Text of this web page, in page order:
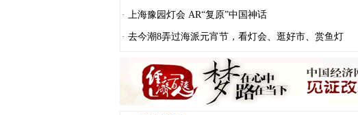
· 上海豫园灯会 AR“复原”中国神话
· 去今潮8弄过海派元宵节，看灯会、逛好市、赏鱼灯